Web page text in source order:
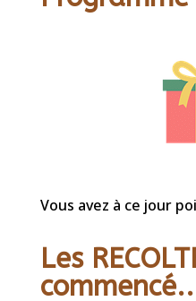
Vous avez à ce jour
Les